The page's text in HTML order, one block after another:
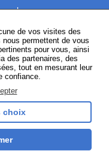
LinkedIn
de vos visites des
permettent de vous
pour vous, ainsi
des partenaires, des
tout en mesurant leur
confiance.
choix